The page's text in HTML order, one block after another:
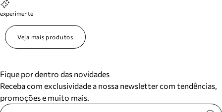
experimente
Veja mais produtos
Fique por dentro das novidades
Receba com exclusividade a nossa newsletter com tendências,
promoções e muito mais.